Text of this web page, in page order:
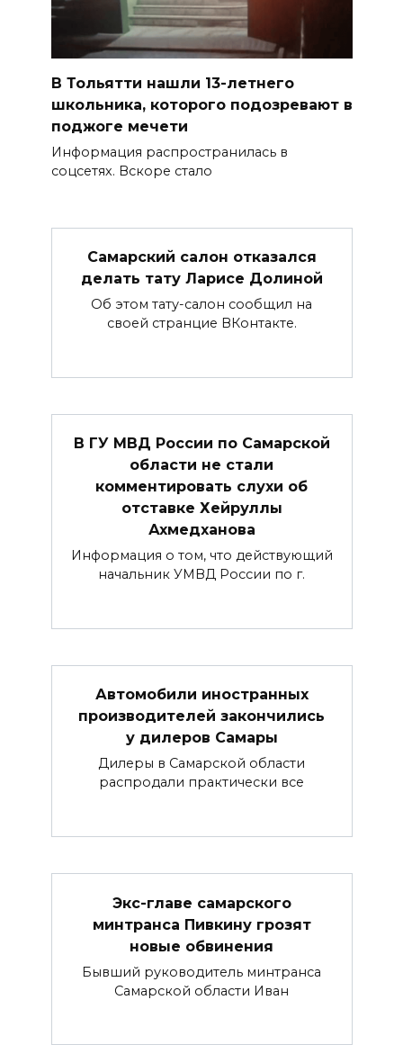
В Тольятти нашли 13-летнего
школьника, которого подозревают в
поджоге мечети
Информация распространилась в
соцсетях. Вскоре стало
Самарский салон отказался
делать тату Ларисе Долиной
Об этом тату-салон сообщил на
своей странцие ВКонтакте.
В ГУ МВД России по Самарской
области не стали
комментировать слухи об
отставке Хейруллы
Ахмедханова
Информация о том, что действующий
начальник УМВД России по г.
Автомобили иностранных
производителей закончились
у дилеров Самары
Дилеры в Самарской области
распродали практически все
Экс-главе самарского
минтранса Пивкину грозят
новые обвинения
Бывший руководитель минтранса
Самарской области Иван